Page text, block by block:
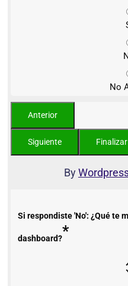
No
By
Si respondiste 'No': ¿Qué te
dashboard?*